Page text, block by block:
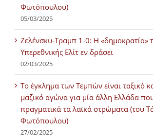
Φωτόπουλου)
05/03/2025
Ζελένσκυ-Τραμπ 1-0: Η «δημοκρατία»
Υπερεθνικής Ελίτ εν δράσει
02/03/2025
Tο έγκλημα των Τεμπών είναι ταξικό
μαζικό αγώνα για μία άλλη Ελλάδα
πραγματικά τα λαϊκά στρώματα (του
Φωτόπουλου)
27/02/2025